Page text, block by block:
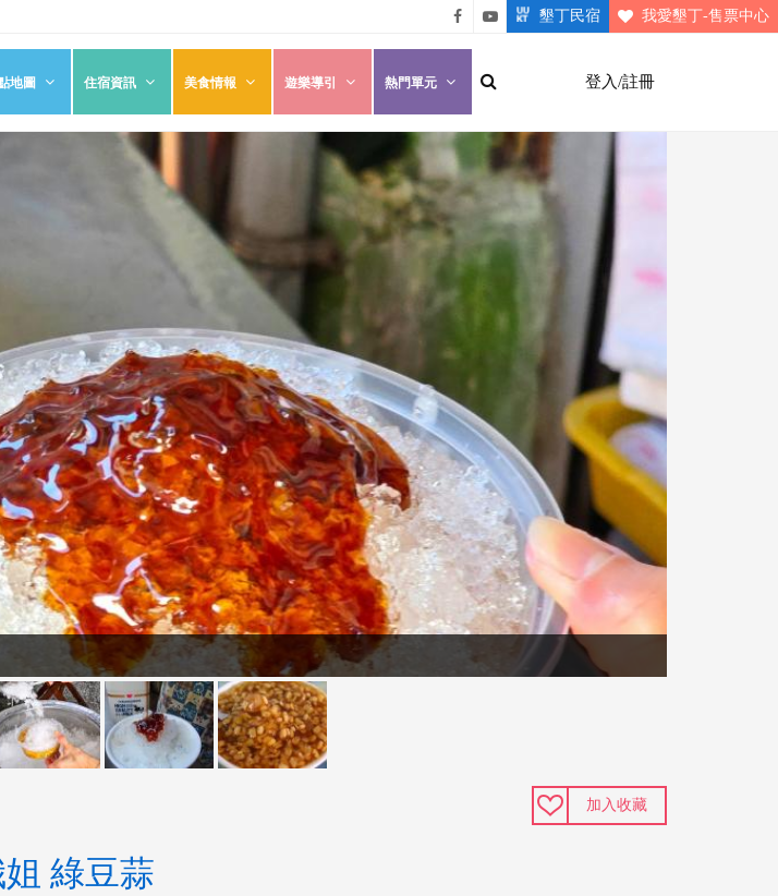
悠遊
墾丁
粉絲
團
墾丁
介紹
墾丁民宿 我愛墾丁-售票中心
登入/註冊
地圖 住宿資訊 美食情報 遊樂導引 熱門單元
加入收藏
姐 綠豆蒜